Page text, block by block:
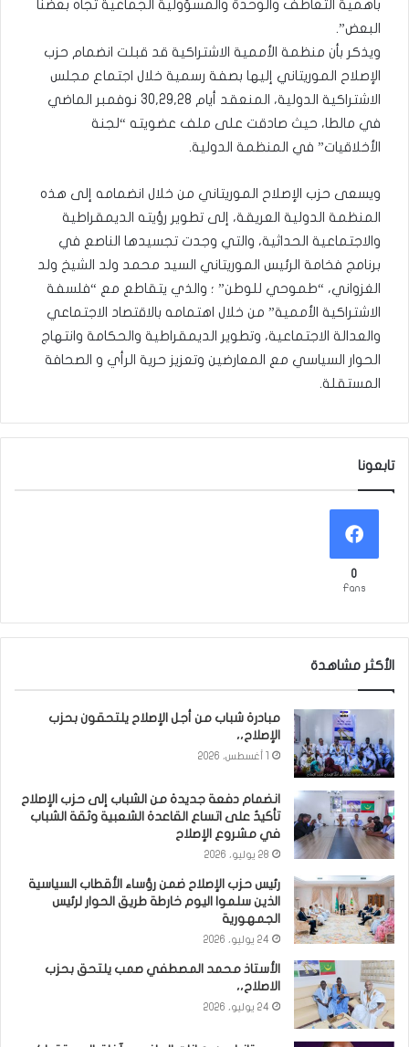
بأهمية التعاطف والوحدة والمسؤولية الجماعية تجاه بعضنا
البعض”.
ويذكر بأن منظمة الأممية الاشتراكية قد قبلت انضمام حزب
الإصلاح الموريتاني إليها بصفة رسمية خلال اجتماع مجلس
الاشتراكية الدولية، المنعقد أيام 30,29,28 نوفمبر الماضي
في مالطا، حيث صادقت على ملف عضويته “لجنة
الأخلاقيات” في المنظمة الدولية.
ويسعى حزب الإصلاح الموريتاني من خلال انضمامه إلى هذه
المنظمة الدولية العريقة، إلى تطوير رؤيته الديمقراطية
والاجتماعية الحداثية، والتي وجدت تجسيدها الناصع في
برنامج فخامة الرئيس الموريتاني السيد محمد ولد الشيخ ولد
الغزواني، “طموحي للوطن” ؛ والذي يتقاطع مع “فلسفة
الاشتراكية الأممية” من خلال اهتمامه بالاقتصاد الاجتماعي
والعدالة الاجتماعية، وتطوير الديمقراطية والحكامة وانتهاج
الحوار السياسي مع المعارضين وتعزيز حرية الرأي و الصحافة
المستقلة.
تابعونا
0
Fans
الأكثر مشاهدة
مبادرة شباب من أجل الإصلاح يلتحقون بحزب
الإصلاح،،
انضمام دفعة جديدة من الشباب إلى حزب الإصلاح
تأكيدٌ على اتساع القاعدة الشعبية وثقة الشباب
في مشروع الإصلاح
28 يوليو، 2026
رئيس حزب الإصلاح ضمن رؤساء الأقطاب السياسية
الذين سلموا اليوم خارطة طريق الحوار لرئيس
الجمهورية
24 يوليو، 2026
الأستاذ محمد المصطفي صمب يلتحق بحزب
الاصلاح،،
24 يوليو، 2026